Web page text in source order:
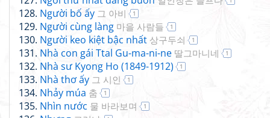
Người bố ấy 그 아비 1
Người cùng làng 마을 사람들 1
Người keo kiệt bậc nhất 상구두쇠 1
Nhà con gái Ttal Gu-ma-ni-ne 딸그마니네 1
Nhà sư Kyong Ho (1849-1912) 1
Nhà thơ ấy 그 시인 1
Nhảy múa 춤 1
Nhìn nước 물 바라보며 1